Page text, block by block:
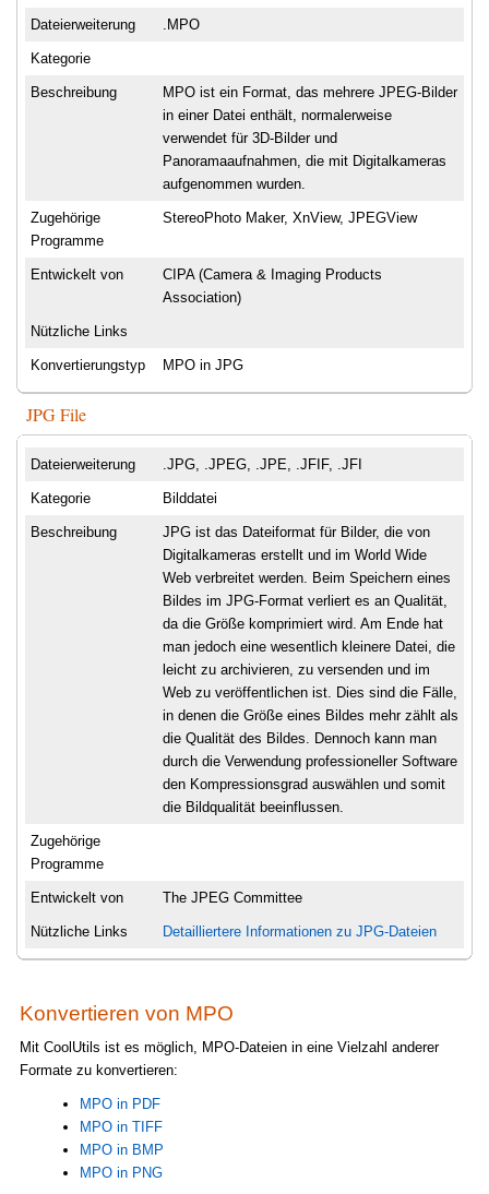
Dateierweiterung .MPO
Kategorie
Beschreibung
MPO ist ein Format, das mehrere JPEG-Bilder
in einer Datei enthält, normalerweise
verwendet für 3D-Bilder und
Panoramaaufnahmen, die mit Digitalkameras
aufgenommen wurden.
Zugehörige
Programme
StereoPhoto Maker, XnView, JPEGView
Entwickelt von
CIPA (Camera & Imaging Products
Association)
Nützliche Links
Konvertierungstyp MPO in JPG
JPG File
Dateierweiterung .JPG, .JPEG, .JPE, .JFIF, .JFI
Kategorie Bilddatei
Beschreibung
JPG ist das Dateiformat für Bilder, die von
Digitalkameras erstellt und im World Wide
Web verbreitet werden. Beim Speichern eines
Bildes im JPG-Format verliert es an Qualität,
da die Größe komprimiert wird. Am Ende hat
man jedoch eine wesentlich kleinere Datei, die
leicht zu archivieren, zu versenden und im
Web zu veröffentlichen ist. Dies sind die Fälle,
in denen die Größe eines Bildes mehr zählt als
die Qualität des Bildes. Dennoch kann man
durch die Verwendung professioneller Software
den Kompressionsgrad auswählen und somit
die Bildqualität beeinflussen.
Zugehörige
Programme
Entwickelt von The JPEG Committee
Nützliche Links Detailliertere Informationen zu JPG-Dateien
Konvertieren von MPO
Mit CoolUtils ist es möglich, MPO-Dateien in eine Vielzahl anderer
Formate zu konvertieren:
MPO in PDF
MPO in TIFF
MPO in BMP
MPO in PNG